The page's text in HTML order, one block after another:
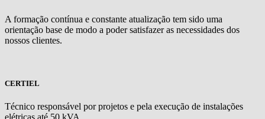
A formação contínua e constante atualização tem sido uma
orientação base de modo a poder satisfazer as necessidades dos
nossos clientes.
CERTIEL
Técnico responsável por projetos e pela execução de instalações